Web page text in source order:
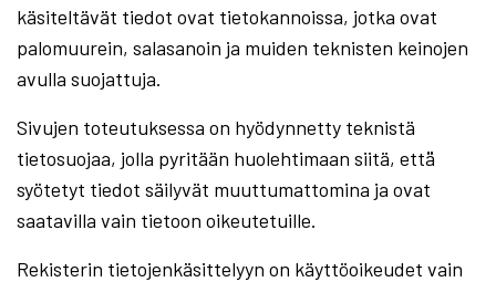
käsiteltävät tiedot ovat tietokannoissa, jotka ovat
palomuurein, salasanoin ja muiden teknisten keinojen
avulla suojattuja.
Sivujen toteutuksessa on hyödynnetty teknistä
tietosuojaa, jolla pyritään huolehtimaan siitä, että̈
syötetyt tiedot säilyvät muuttumattomina ja ovat
saatavilla vain tietoon oikeutetuille.
Rekisterin tietojenkäsittelyyn on käyttöoikeudet vain